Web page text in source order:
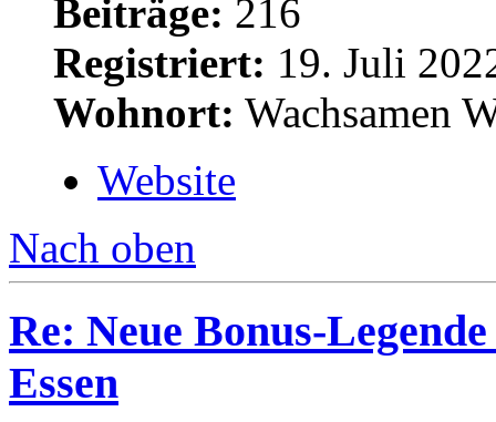
Beiträge: 216
Registriert: 19. Juli
Wohnort: Wachsamen
Website
Nach oben
Re: Neue Bonus-
Essen